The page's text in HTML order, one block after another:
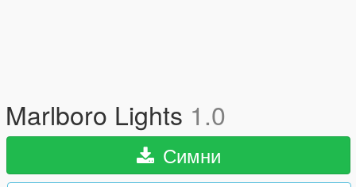
Marlboro Lights 1.0
Симни